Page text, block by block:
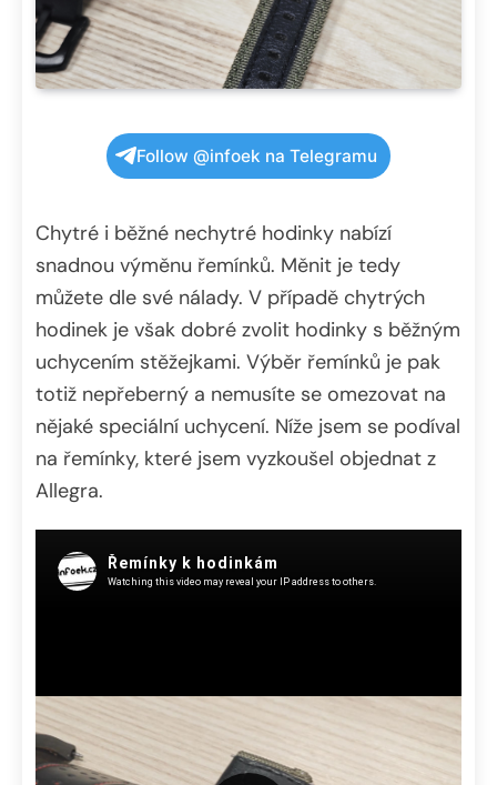
Follow @infoek na Telegramu
Chytré i běžné nechytré hodinky nabízí
snadnou výměnu řemínků. Měnit je tedy
můžete dle své nálady. V případě chytrých
hodinek je však dobré zvolit hodinky s běžným
uchycením stěžejkami. Výběr řemínků je pak
totiž nepřeberný a nemusíte se omezovat na
nějaké speciální uchycení. Níže jsem se podíval
na řemínky, které jsem vyzkoušel objednat z
Allegra.